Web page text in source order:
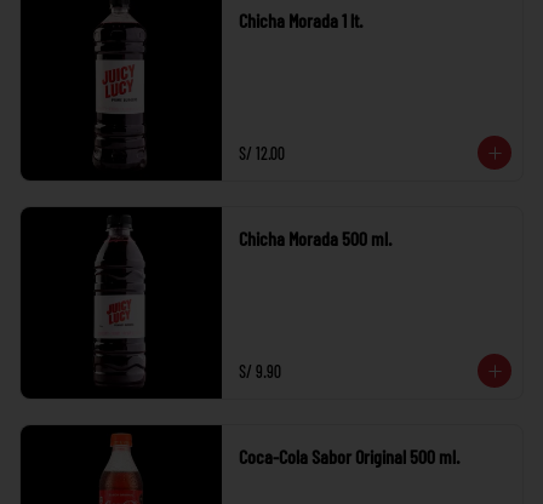
Chicha Morada 1 lt.
S/ 12.00
Chicha Morada 500 ml.
S/ 9.90
Coca-Cola Sabor Original 500 ml.